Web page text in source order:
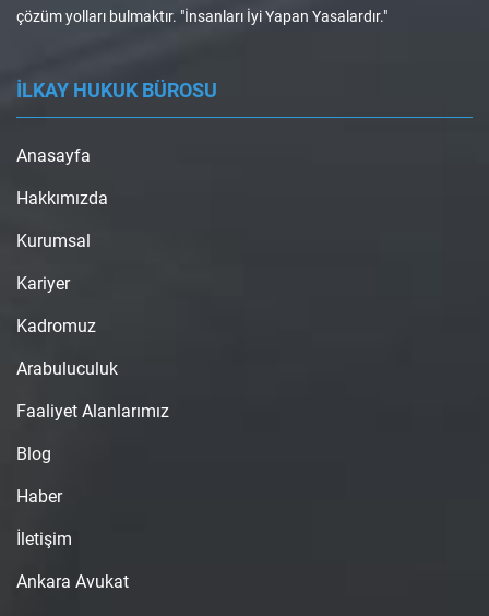
çözüm yolları bulmaktır. "İnsanları İyi Yapan Yasalardır."
İLKAY HUKUK BÜROSU
Anasayfa
Hakkımızda
Kurumsal
Kariyer
Kadromuz
Arabuluculuk
Faaliyet Alanlarımız
Blog
Haber
İletişim
Ankara Avukat